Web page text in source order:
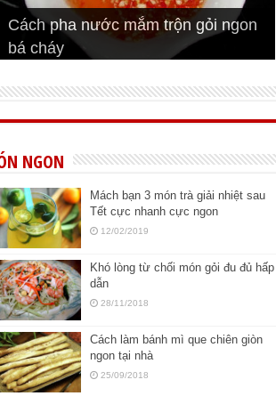
Cách pha nước mắm trộn gỏi ngon
bá cháy
Bí quyết để chiên đậu hũ giòn ngon
Cách ướp sườn non nướng ngon
đúng vị
Cách ướp thịt heo chiên ngon mềm
Bật mí cách ướp sườn cơm tấm
ngon
NGON
Mách bạn 3 món trà giải nhiệt sau
Tết cực nhanh cực ngon
12/02/2019
Khó lòng từ chối món gỏi đu đủ hấp
dẫn
28/11/2018
Cách làm bánh mì que chiên giòn
ngon tại nhà
25/09/2018